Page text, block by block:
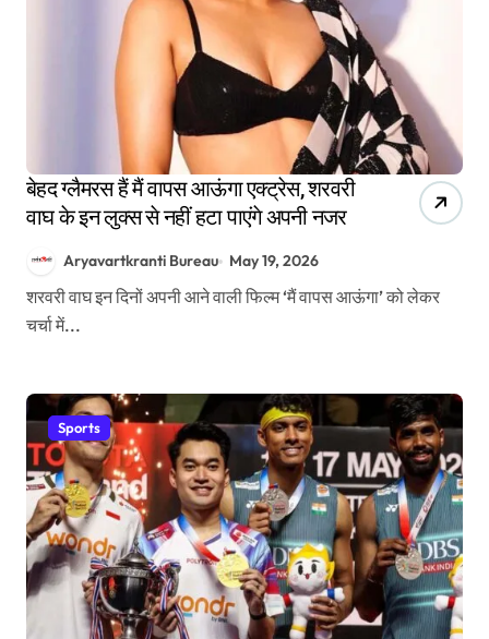
बेहद ग्लैमरस हैं मैं वापस आऊंगा एक्ट्रेस, शरवरी
वाघ के इन लुक्स से नहीं हटा पाएंगे अपनी नजर
Aryavartkranti Bureau May 19, 2026
शरवरी वाघ इन दिनों अपनी आने वाली फिल्म ‘मैं वापस आऊंगा’ को लेकर
चर्चा में...
Sports